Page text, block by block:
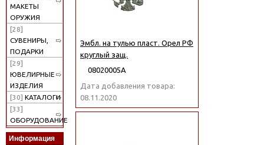
МАКЕТЫ
ОРУЖИЯ
[28]
СУВЕНИРЫ,
ПОДАРКИ
[29]
ЮВЕЛИРНЫЕ
ИЗДЕЛИЯ
[30] КАТАЛОГИ
[33]
ОБОРУДОВАНИЕ
Информация
Эмбл. на тулью пласт. Орел РФ
круглый защ.
08020005А
Дата добавления товара:
08.11.2020